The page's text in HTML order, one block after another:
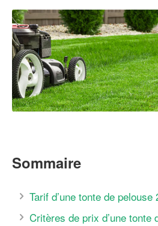
Sommaire
Tarif d’une tonte de pelouse
Critères de prix d’une tonte